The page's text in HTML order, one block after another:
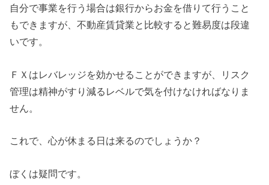
自分で事業を行う場合は銀行からお金を借りて行うこと
もできますが、不動産賃貸業と比較すると難易度は段違
いです。
ＦＸはレバレッジを効かせることができますが、リスク
管理は精神がすり減るレベルで気を付けなければなりま
せん。
これで、心が休まる日は来るのでしょうか？
ぼくは疑問です。